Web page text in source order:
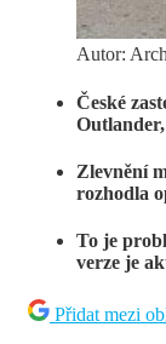
Autor:
České
Zlevnění
rozhodla
To je
verze je
Přidat mezi